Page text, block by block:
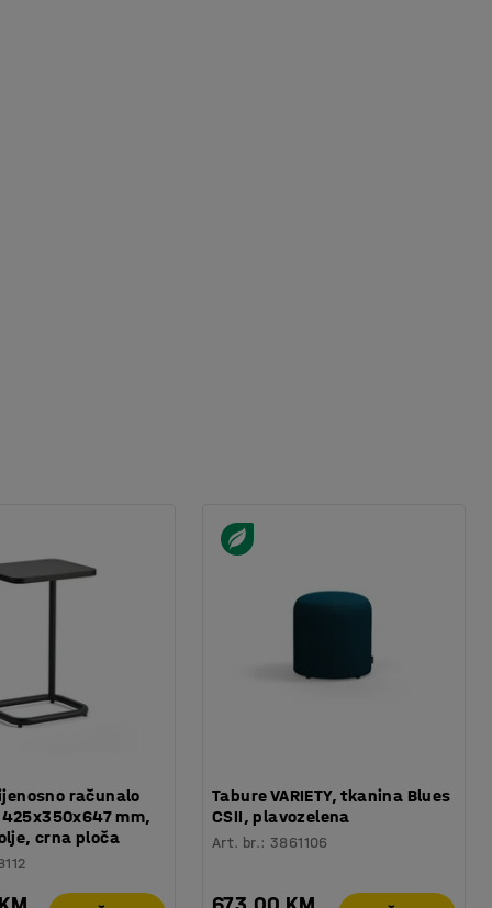
računalo
425x350x647 mm,
crna ploča
Tabure VARIETY, tkanina Blues
CSII, plavozelena
Art. br.:3861106